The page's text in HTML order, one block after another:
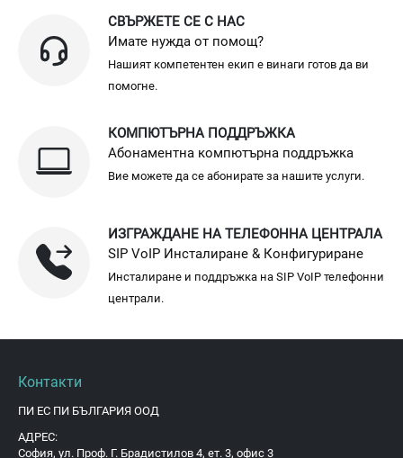
СВЪРЖЕТЕ СЕ С НАС
Имате нужда от помощ?
Нашият компетентен екип е винаги готов да ви
помогне.
КОМПЮТЪРНА ПОДДРЪЖКА
Абонаментна компютърна поддръжка
Вие можете да се абонирате за нашите услуги.
ИЗГРАЖДАНЕ НА ТЕЛЕФОННА ЦЕНТРАЛА
SIP VoIP Инсталиране & Конфигуриране
Инсталиране и поддръжка на SIP VoIP телефонни
централи.
Контакти
ПИ ЕС ПИ БЪЛГАРИЯ ООД
АДРЕС:
София, ул. Проф. Г. Брадистилов 4, ет. 3, офис 3